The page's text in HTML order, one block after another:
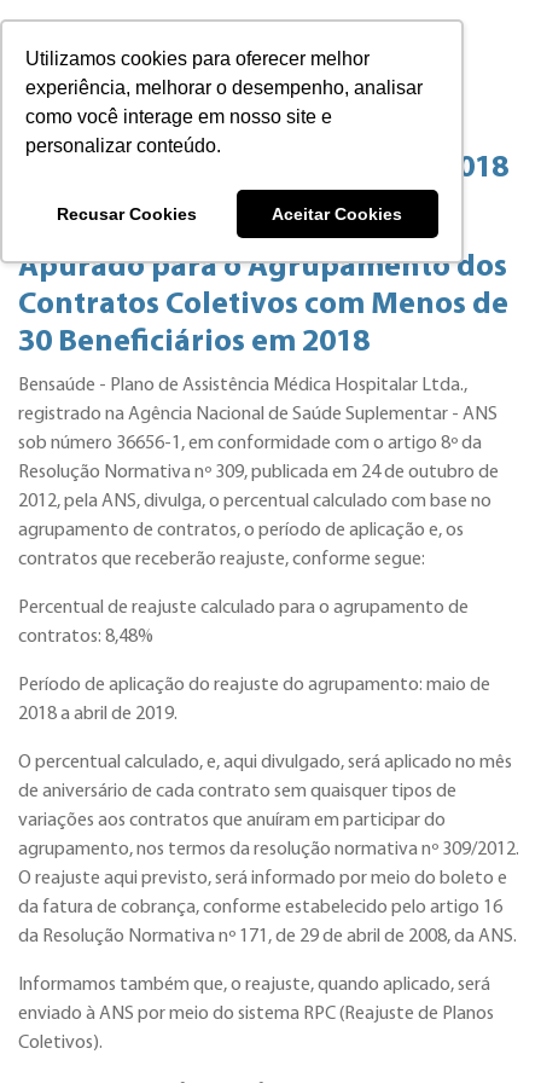
Utilizamos cookies para oferecer melhor
experiência, melhorar o desempenho, analisar
como você interage em nosso site e
personalizar conteúdo.
Recusar Cookies Aceitar Cookies
Reajuste Planos Coletivos em 2018
Divulgação do Reajuste Único
Apurado para o Agrupamento dos
Contratos Coletivos com Menos de
30 Beneficiários em 2018
Bensaúde - Plano de Assistência Médica Hospitalar Ltda.,
registrado na Agência Nacional de Saúde Suplementar - ANS
sob número 36656-1, em conformidade com o artigo 8º da
Resolução Normativa nº 309, publicada em 24 de outubro de
2012, pela ANS, divulga, o percentual calculado com base no
agrupamento de contratos, o período de aplicação e, os
contratos que receberão reajuste, conforme segue:
Percentual de reajuste calculado para o agrupamento de
contratos: 8,48%
Período de aplicação do reajuste do agrupamento: maio de
2018 a abril de 2019.
O percentual calculado, e, aqui divulgado, será aplicado no mês
de aniversário de cada contrato sem quaisquer tipos de
variações aos contratos que anuíram em participar do
agrupamento, nos termos da resolução normativa nº 309/2012.
O reajuste aqui previsto, será informado por meio do boleto e
da fatura de cobrança, conforme estabelecido pelo artigo 16
da Resolução Normativa nº 171, de 29 de abril de 2008, da ANS.
Informamos também que, o reajuste, quando aplicado, será
enviado à ANS por meio do sistema RPC (Reajuste de Planos
Coletivos).